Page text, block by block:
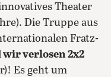
Theater
Die Truppe aus
Fratz-
wir verlosen 2x2
Es geht um